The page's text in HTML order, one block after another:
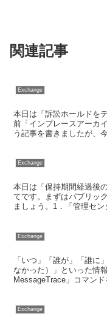
関連記事
Exchange
本日は「訴訟ホールドを
前「インプレースアーカ
う記事を書きましたが、
Exchange
本日は「保持期間経過後
てです。まずはパブリッ
ましょう。1．「管理セ
Exchange
「いつ」「誰が」「誰に
なかった）」といった情
MessageTrace」コマン
Exchange